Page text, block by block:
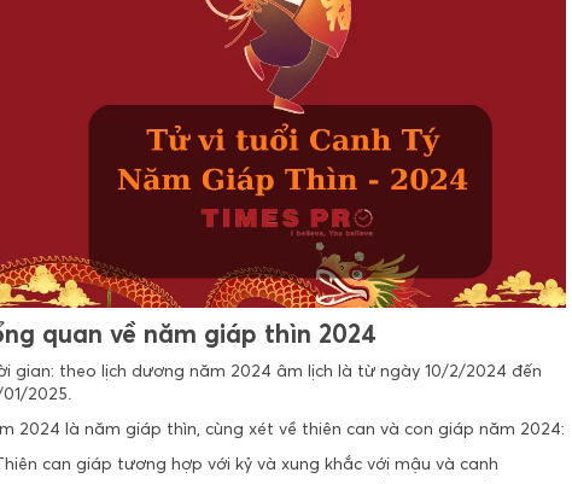
quan về năm giáp thìn 2024
gian: theo lịch dương năm 2024 âm lịch là từ ngày 10/2/2024 đến
2025.
2024 là năm giáp thìn, cùng xét về thiên can và con giáp năm 2024:
Thiên can giáp tương hợp với kỷ và xung khắc với mậu và canh